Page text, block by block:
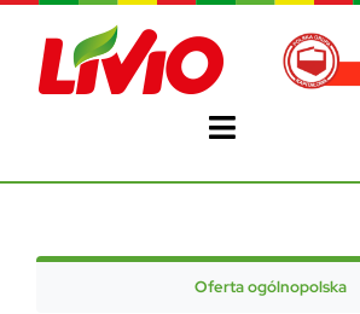
zawartości
Toggle
Navigation
Oferta ogólnopolska